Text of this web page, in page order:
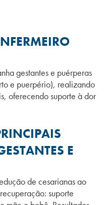
gestantes e puérperas
e puerpério), realizando
oferecendo suporte à dor
E
de cesarianas ao
suporte